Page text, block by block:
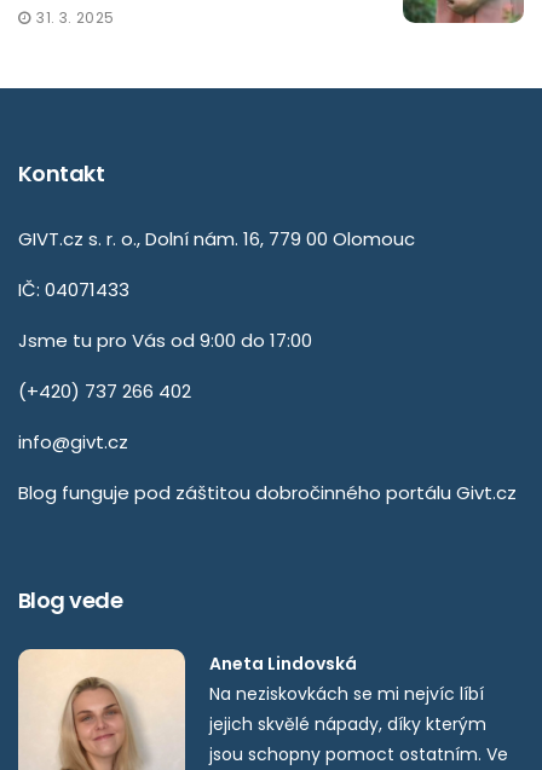
31. 3. 2025
Kontakt
GIVT.cz s. r. o., Dolní nám. 16, 779 00 Olomouc
IČ: 04071433
Jsme tu pro Vás od 9:00 do 17:00
(+420) 737 266 402
info@givt.cz
Blog funguje pod záštitou dobročinného portálu Givt.cz
Blog vede
Aneta Lindovská
Na neziskovkách se mi nejvíc líbí
jejich skvělé nápady, díky kterým
jsou schopny pomoct ostatním. Ve